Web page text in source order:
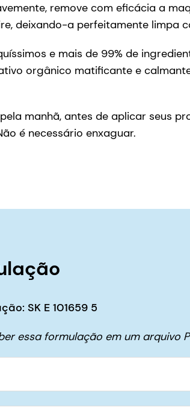
remove com eficácia a
deixando-a perfeitamente limpa
e mais de 99% de
orgânico matificante e
manhã, antes de aplicar seus
é necessário enxaguar.
SK E 101659 5
essa formulação em um arquivo